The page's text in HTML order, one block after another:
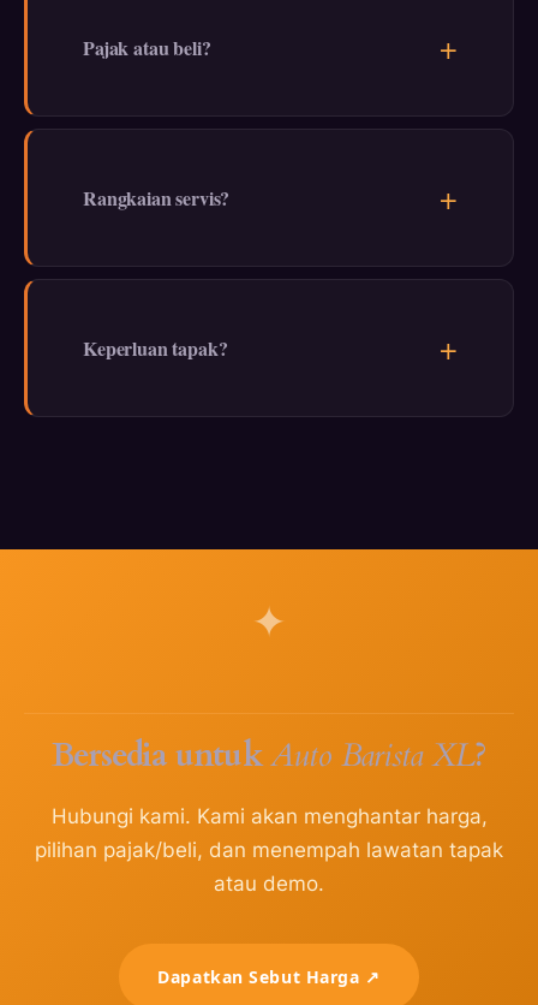
Pajak atau beli?
Rangkaian servis?
Keperluan tapak?
Bersedia untukAuto Barista XL?
Hubungi kami. Kami akan menghantar harga,
pilihan pajak/beli, dan menempah lawatan tapak
atau demo.
Dapatkan Sebut Harga ↗